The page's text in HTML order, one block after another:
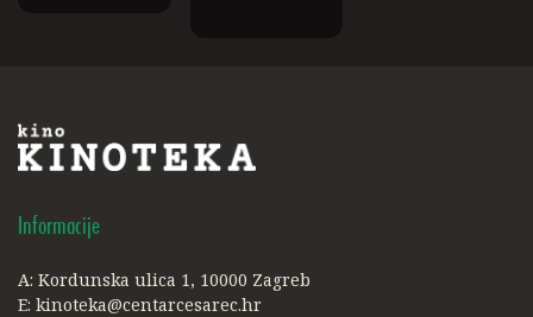
Informacije
A: Kordunska ulica 1, 10000 Zagreb
E: kinoteka@centarcesarec.hr